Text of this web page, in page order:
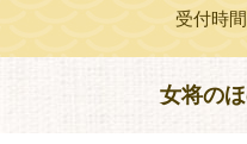
受付時
女将の